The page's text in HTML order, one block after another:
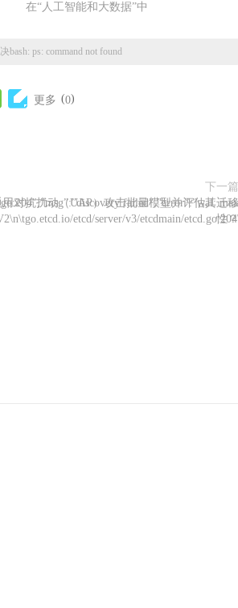
在“人工智能和大数据”中
bash: ps: command not found
更多 (0)
failed”,”error”:”wal:
etcd/server/v3/etcdmain/
下一篇
对抗扰动（UAP）攻击批量模型并评估其迁移
性？